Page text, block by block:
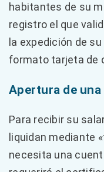
habitantes de su
registro el que
la expedición de
formato tarjeta de
Apertura de
Para recibir su
liquidan mediante
necesita una